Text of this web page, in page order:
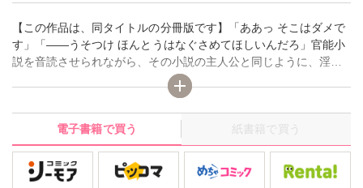
【この作品は、同タイトルの分冊版です】「ああっ そこはダメで
す」「――うそつけ ほんとうはなぐさめてほしいんだろ」官能小
説を音読させられながら、その小説の主人公と同じように、淫ら
に乳首やアソコを弄られる。あの日、間宮に私のエッチな秘密が
ばれてからドSな調教がはじまったの…。華道の家元で、しつけに
厳しく育てられてきた大学生の私。去年ミスキャンパスにも選ば
れたから、みんな、大和撫子な私を期待してる。でも、本当はエ
ッチな欲望をいつも押さえつけてるの! 官能小説で性的欲求を満た
す日々。だけど間宮に出会ってから…。ほんとうの私、やらしい
私を知ってるのは間宮だけ。このままあなたのオモチャでずっと
電子書籍で買う 紙書籍で買う